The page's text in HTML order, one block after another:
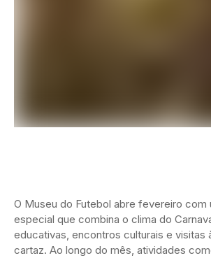
O Museu do Futebol abre fevereiro com
especial que combina o clima do
educativas, encontros culturais e visitas
cartaz. Ao longo do mês, atividades